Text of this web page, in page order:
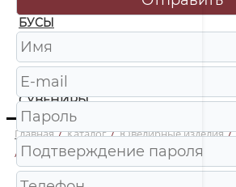
БУСЫ
ЧАСЫ
ШКАТУЛКИ
СУВЕНИРЫ
Главная / Каталог / Ювелирные изделия /
/
265 Цепь Au 585